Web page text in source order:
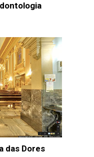
das Dores